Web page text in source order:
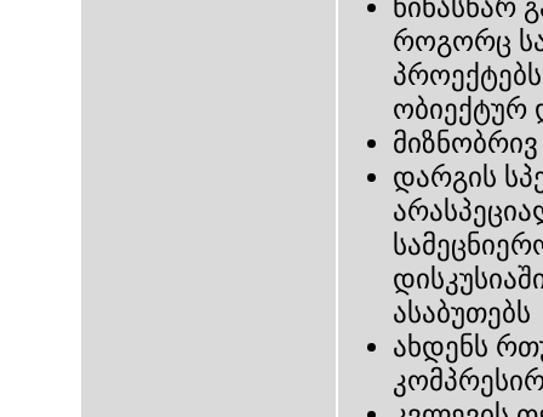
წინასწარ
როგორც
ობიექტურ
დარგის
ახდენს